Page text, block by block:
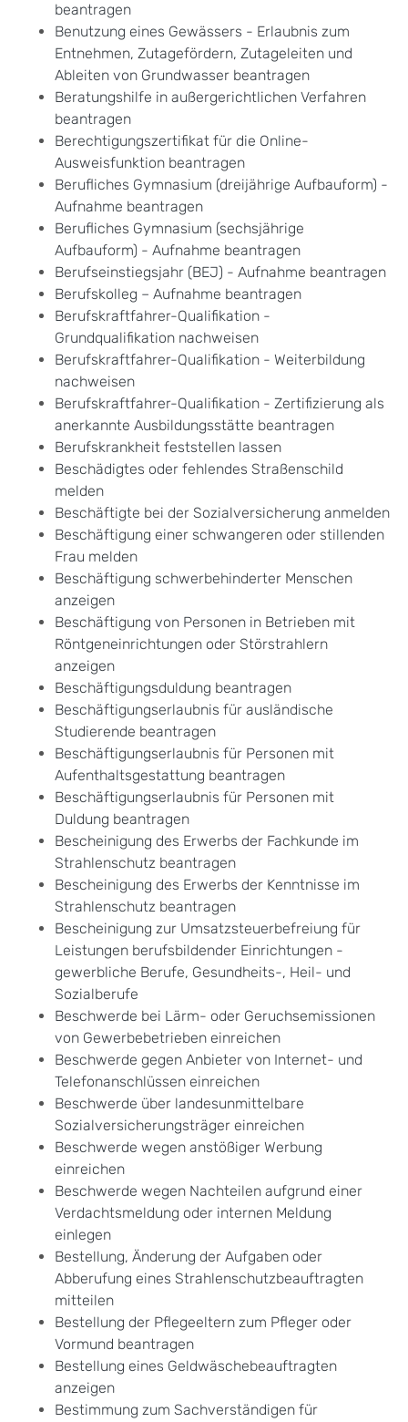
beantragen
Benutzung eines Gewässers - Erlaubnis zum
Entnehmen, Zutagefördern, Zutageleiten und
Ableiten von Grundwasser beantragen
Beratungshilfe in außergerichtlichen Verfahren
beantragen
Berechtigungszertifikat für die Online-
Ausweisfunktion beantragen
Berufliches Gymnasium (dreijährige Aufbauform) -
Aufnahme beantragen
Berufliches Gymnasium (sechsjährige
Aufbauform) - Aufnahme beantragen
Berufseinstiegsjahr (BEJ) - Aufnahme beantragen
Berufskolleg – Aufnahme beantragen
Berufskraftfahrer-Qualifikation -
Grundqualifikation nachweisen
Berufskraftfahrer-Qualifikation - Weiterbildung
nachweisen
Berufskraftfahrer-Qualifikation - Zertifizierung als
anerkannte Ausbildungsstätte beantragen
Berufskrankheit feststellen lassen
Beschädigtes oder fehlendes Straßenschild
melden
Beschäftigte bei der Sozialversicherung anmelden
Beschäftigung einer schwangeren oder stillenden
Frau melden
Beschäftigung schwerbehinderter Menschen
anzeigen
Beschäftigung von Personen in Betrieben mit
Röntgeneinrichtungen oder Störstrahlern
anzeigen
Beschäftigungsduldung beantragen
Beschäftigungserlaubnis für ausländische
Studierende beantragen
Beschäftigungserlaubnis für Personen mit
Aufenthaltsgestattung beantragen
Beschäftigungserlaubnis für Personen mit
Duldung beantragen
Bescheinigung des Erwerbs der Fachkunde im
Strahlenschutz beantragen
Bescheinigung des Erwerbs der Kenntnisse im
Strahlenschutz beantragen
Bescheinigung zur Umsatzsteuerbefreiung für
Leistungen berufsbildender Einrichtungen -
gewerbliche Berufe, Gesundheits-, Heil- und
Sozialberufe
Beschwerde bei Lärm- oder Geruchsemissionen
von Gewerbebetrieben einreichen
Beschwerde gegen Anbieter von Internet- und
Telefonanschlüssen einreichen
Beschwerde über landesunmittelbare
Sozialversicherungsträger einreichen
Beschwerde wegen anstößiger Werbung
einreichen
Beschwerde wegen Nachteilen aufgrund einer
Verdachtsmeldung oder internen Meldung
einlegen
Bestellung, Änderung der Aufgaben oder
Abberufung eines Strahlenschutzbeauftragten
mitteilen
Bestellung der Pflegeeltern zum Pfleger oder
Vormund beantragen
Bestellung eines Geldwäschebeauftragten
anzeigen
Bestimmung zum Sachverständigen für